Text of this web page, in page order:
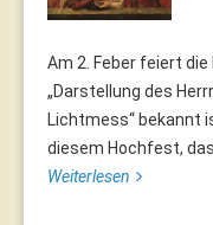
Am 2. Feber feiert
„Darstellung des
Lichtmess“ bekannt
diesem Hochfest,
Weiterlesen